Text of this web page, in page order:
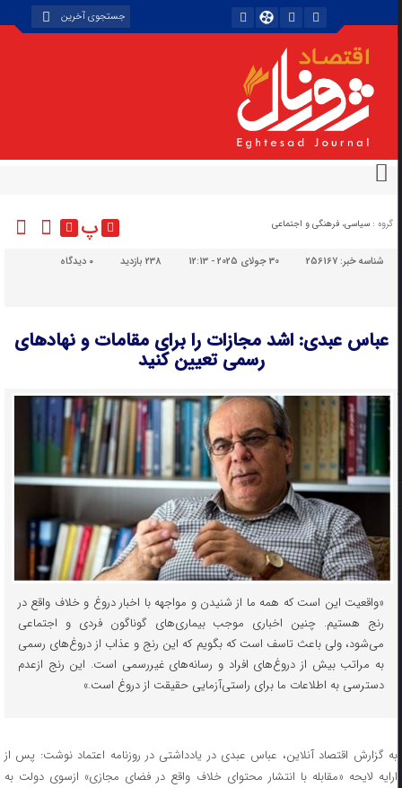
گروه : سیاسی، فرهنگی و اجتماعی پ
شناسه خبر:256167 30 جولای 2025 - 12:13 238 بازدید دیدگاه
عباس عبدی: اشد مجازات را برای مقامات و نهادهای
رسمی تعیین کنید
«واقعیت این است که همه ما از شنیدن و مواجهه با اخبار دروغ و خلاف واقع در
رنج هستیم. چنین اخباری موجب بیماری‌های گوناگون فردی و اجتماعی
می‌شود، ولی باعث تاسف است که بگویم که این رنج و عذاب از دروغ‌های رسمی
به مراتب بیش از دروغ‌های افراد و رسانه‌های غیررسمی است. این رنج ازعدم
دسترسی به اطلاعات ما برای راستی‌آزمایی حقیقت از دروغ است.»
به گزارش اقتصاد آنلاین، عباس عبدی در یادداشتی در روزنامه اعتماد نوشت: پس از
ارایه لایحه «مقابله با انتشار محتوای خلاف واقع در فضای مجازی» ازسوی دولت به